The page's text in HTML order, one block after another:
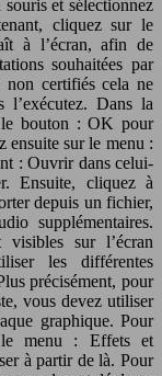
et sélectionnez
cliquez sur le
à l’écran, afin de
souhaitées par
non certifiés cela ne
Dans la
le bouton : OK pour
ensuite sur le menu :
: Ouvrir dans celui-
Ensuite, cliquez à
depuis un fichier,
supplémentaires.
visibles sur l’écran
les différentes
précisément, pour
vous devez utiliser
graphique. Pour
le menu : Effets et
à partir de là. Pour